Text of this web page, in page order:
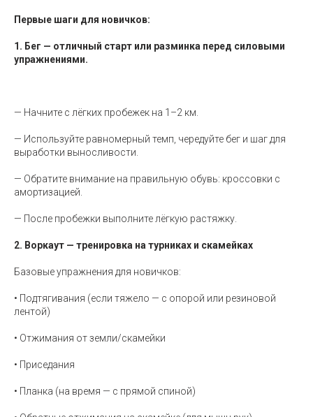
Первые шаги для новичков:
1. Бег — отличный старт или разминка перед силовыми
упражнениями.
— Начните с лёгких пробежек на 1–2 км.
— Используйте равномерный темп, чередуйте бег и шаг для
выработки выносливости.
— Обратите внимание на правильную обувь: кроссовки с
амортизацией.
— После пробежки выполните лёгкую растяжку.
2. Воркаут — тренировка на турниках и скамейках
Базовые упражнения для новичков:
• Подтягивания (если тяжело — с опорой или резиновой
лентой)
• Отжимания от земли/скамейки
• Приседания
• Планка (на время — с прямой спиной)